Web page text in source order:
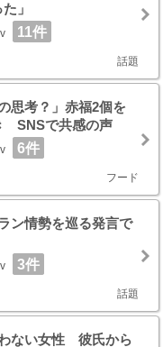
」
11件
話題
思考？」赤福2個を
SNSで共感の声
6件
フード
ン情勢を巡る発言で
3件
話題
ない女性 彼氏から